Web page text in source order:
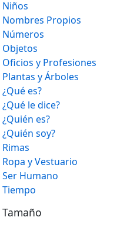
Niños
Nombres Propios
Números
Objetos
Oficios y Profesiones
Plantas y Árboles
¿Qué es?
¿Qué le dice?
¿Quién es?
¿Quién soy?
Rimas
Ropa y Vestuario
Ser Humano
Tiempo
Tamaño